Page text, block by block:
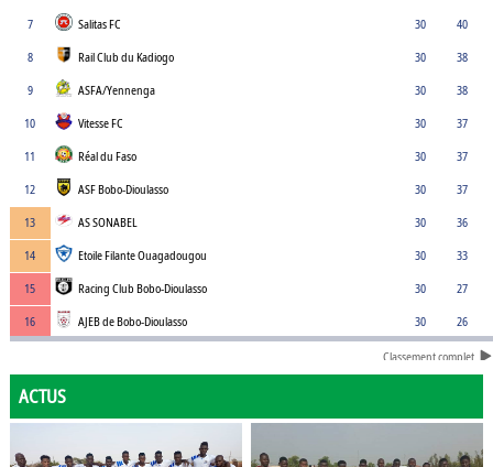
7
Salitas FC 30
40
8
Rail Club du Kadiogo 30
38
9
ASFA/Yennenga 30
38
10
Vitesse FC 30
37
11
Réal du Faso 30
37
12
ASF Bobo-Dioulasso 30
37
13
AS SONABEL 30
36
14
Etoile Filante Ouagadougou 30
33
15
Racing Club Bobo-Dioulasso 30
27
16
AJEB de Bobo-Dioulasso 30 26
Classement complet
ACTUS